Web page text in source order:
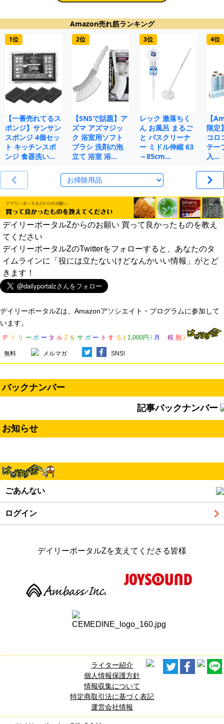
Amazon売れ筋ランキング
1位
【一番売れてるス
ポンジ】サンサン
スポンジ 4個セッ
ト キッチンスポ
ンジ 食器洗い…
2位
【SNSで話題】ア
ズマ アズマジッ
ク 浴室用ソフト
ブラシ 洗剤の泡
立て 浴室 浴…
3位
レック 激落ちく
ん お風呂 まるご
と バスクリーナ
ー ミドル伸縮 63
～85cm…
4位
【
限定
コロ
テー
入…
デイリーポータルZからのお願い 買って良かったものを教え
てください
デイリーポータルZのTwitterをフォローすると、あなたのタ
イムラインに「役には立たないけどなんかいい情報」がとど
きます！
デイリーポータルZは、Amazonアソシエイト・プログラムに参加して
います。
デ イ リ ー ポ ー タ ル Z を サ ポ ー ト す る ( 1,000円 / 月 税 別 )
無料 メルマガ SNS!
バックナンバー
記事バックナンバー
お知らせ
ごあんない
ログイン
デイリーポータルZを支えてくださる皆様
ライター紹介
個人情報保護方針
情報収集について
特定商取引法に基づく表記
運営会社情報